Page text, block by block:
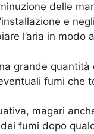
delle
e
l’aria in modo
grande
fumi che
magari
fumi dopo